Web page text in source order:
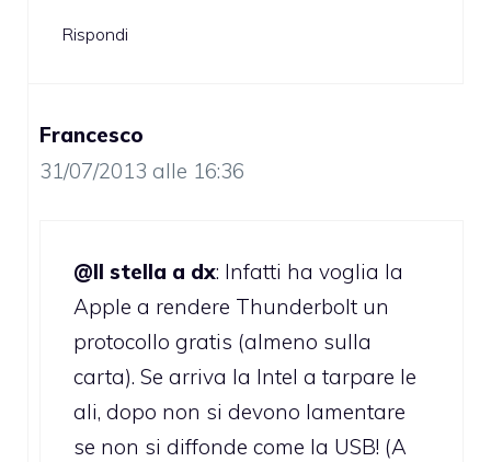
Rispondi
Francesco
31/07/2013 alle 16:36
@II stella a dx: Infatti ha voglia la
Apple a rendere Thunderbolt un
protocollo gratis (almeno sulla
carta). Se arriva la Intel a tarpare le
ali, dopo non si devono lamentare
se non si diffonde come la USB! (A